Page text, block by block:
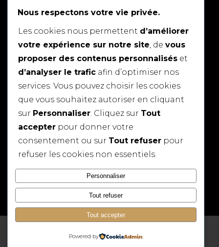
Vendredi
10:00 -
19:00
Samedi
18:00
Manon C Mentions légales Politique de confidentialité
Nous respectons votre vie privée.
Les cookies nous permettent d’améliorer
votre expérience sur notre site , de vous
proposer des contenus personnalisés et
d’analyser le trafic afin d’optimiser nos
services. Vous pouvez choisir les cookies
que vous souhaitez autoriser en cliquant
sur Personnaliser . Cliquez sur Tout
accepter pour donner votre
consentement ou sur Tout refuser pour
refuser les cookies non essentiels.
Personnaliser
Tout refuser
Tout accepter
Powered by